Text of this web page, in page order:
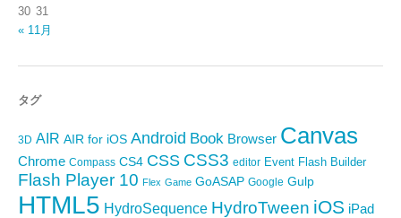
30 31
« 11月
タグ
3D AIR AIR for iOS Android Book Browser Canvas
Chrome Compass CS4 CSS CSS3 editor Event Flash Builder
Flash Player 10 Flex Game GoASAP Google Gulp
HTML5 HydroSequence HydroTween iOS iPad